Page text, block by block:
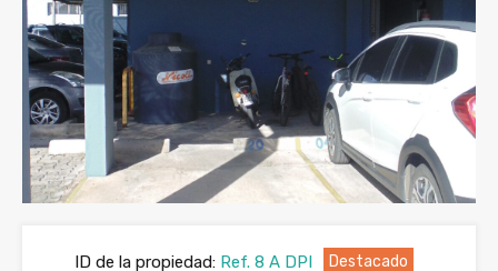
ID de la propiedad:Ref. 8 A DPI Destacado